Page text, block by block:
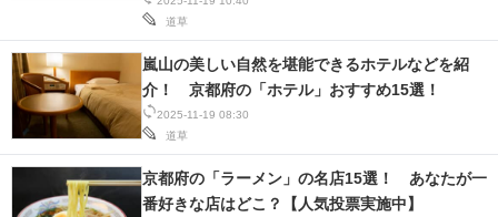
経営リーダーのコミュニティ
マーケ×ITの今がよく分かる
ITエンジニア向け専門サイト
企業向けIT製品の総合サイト
道草
2025-11-19 08:30
道草
嵐山の美しい自然を堪能できるホテルなどを紹
介！ 京都府の「ホテル」おすすめ15選！
京都府の「ラーメン」の名店15選！ あなたが一
番好きな店はどこ？【人気投票実施中】